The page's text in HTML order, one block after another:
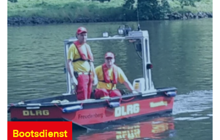
Bootsdienst